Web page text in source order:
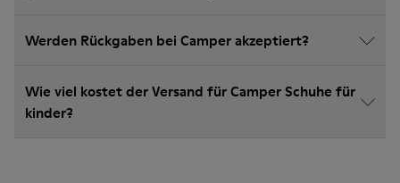
Werden Rückgaben bei Camper akzeptiert?
Wie viel kostet der Versand für Camper Schuhe für
kinder?